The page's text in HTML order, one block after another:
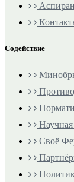
Содействие
Своё